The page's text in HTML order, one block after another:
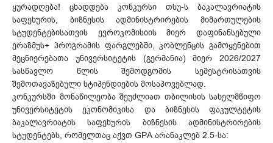
ყურადღება! ცხადდება კონკურსი თსუ-ს ბაკალავრიატის
საფეხურის, ბიზნესის ადმინისტრირების მიმართულების
სტუდენტებისათვის ევროკომისიის მიერ დაფინანსებული
ერაზმუს+ პროგრამის ფარგლებში, კობლენცის გამოყენებით
მეცნიერებათა უნივერსიტეტის (გერმანია) მიერ 2026/2027
სასწავლო წლის შემოდგომის სემესტრისათვის
შემოთავაზებული სტიპენდიების მოსაპოვებლად.
კონკურსში მონაწილეობა შეუძლიათ თბილისის სახელმწიფო
უნივერსიტეტის ეკონომიკისა და ბიზნესის ფაკულტეტის
ბაკალავრიატის საფეხურის ბიზნესის ადმინისტრირების
სტუდენტებს, რომელთაც აქვთ GPA არანაკლებ 2.5-სა: